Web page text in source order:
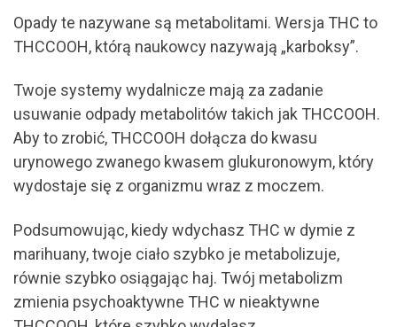
Opady te nazywane są metabolitami. Wersja THC to
THCCOOH, którą naukowcy nazywają „karboksy”.
Twoje systemy wydalnicze mają za zadanie
usuwanie odpady metabolitów takich jak THCCOOH.
Aby to zrobić, THCCOOH dołącza do kwasu
urynowego zwanego kwasem glukuronowym, który
wydostaje się z organizmu wraz z moczem.
Podsumowując, kiedy wdychasz THC w dymie z
marihuany, twoje ciało szybko je metabolizuje,
równie szybko osiągając haj. Twój metabolizm
zmienia psychoaktywne THC w nieaktywne